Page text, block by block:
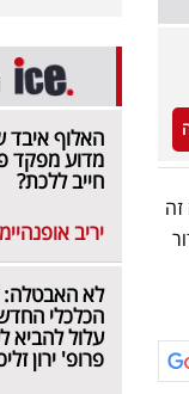
האלוף איבד
מדוע מפקד
חייב ללכת?
יריב
לא האבטלה:
עלול להביא
פרופ' ירון